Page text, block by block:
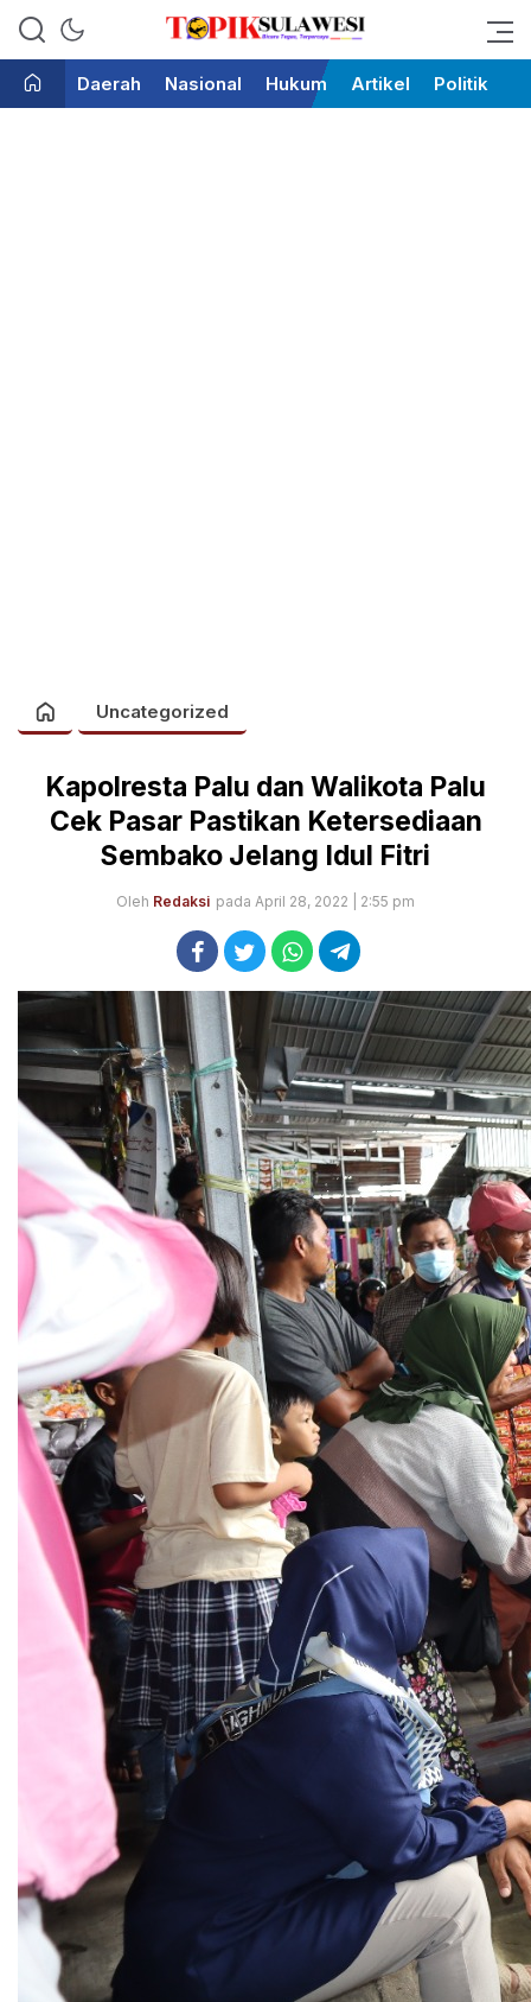
Topik Sulawesi
Bicara Tegas Terpercaya
Daerah
Nasional Hukum Artikel Politik
Uncategorized
Kapolresta Palu dan Walikota Palu
Cek Pasar Pastikan Ketersediaan
Sembako Jelang Idul Fitri
Oleh Redaksi pada April 28, 2022 | 2:55 pm